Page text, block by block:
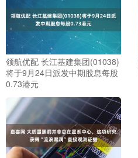
领航优配 长江基建集团(01038)
将于9月24日派发中期股息每股
0.73港元